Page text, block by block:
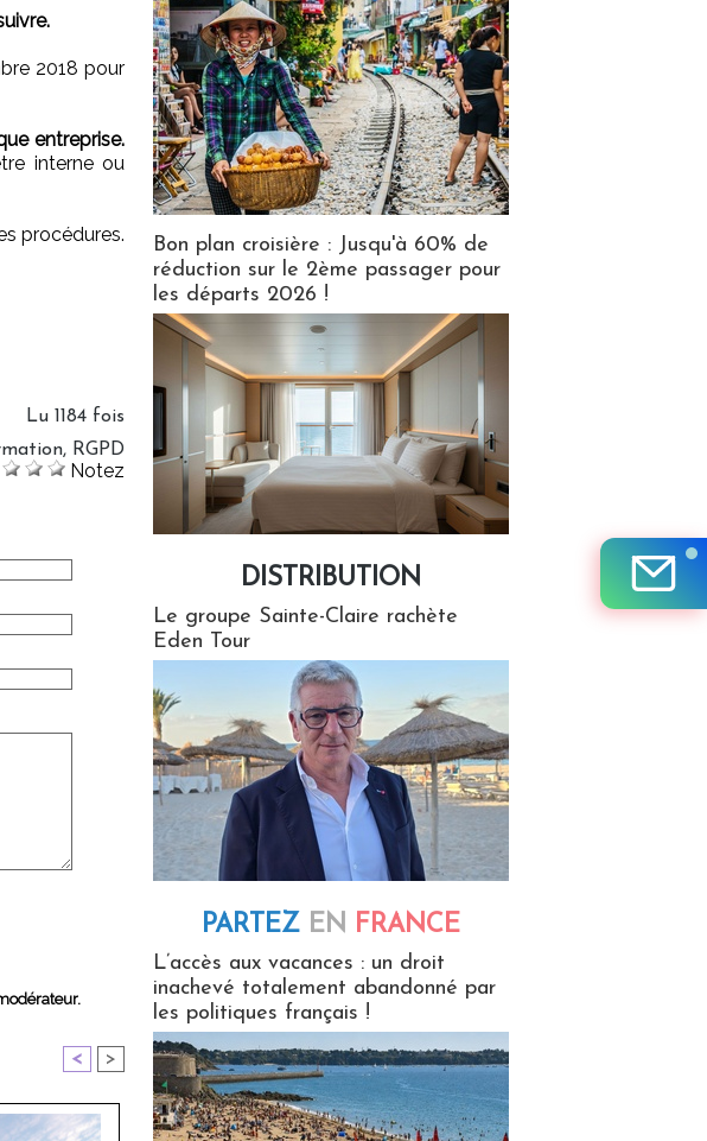
2018 pour
entreprise.
interne ou
procédures.
Lu 1184 fois
, RGPD
Notez
< >
Bon plan croisière : Jusqu'à 60% de
réduction sur le 2ème passager pour
les départs 2026 !
DISTRIBUTION
Le groupe Sainte-Claire rachète
Eden Tour
PARTEZ EN FRANCE
L’accès aux vacances : un droit
inachevé totalement abandonné par
les politiques français !